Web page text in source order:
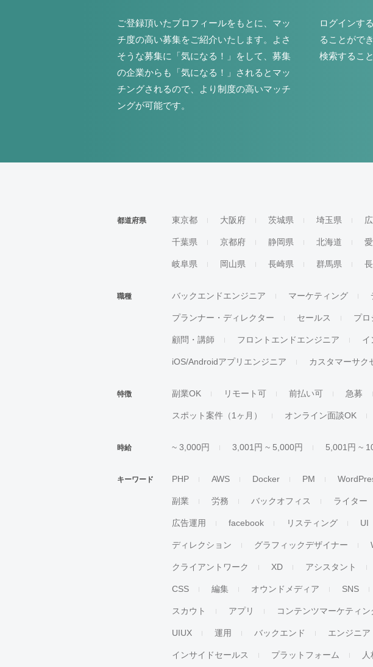
ご登録頂いたプロフィールをもとに、マッ
チ度の高い募集をご紹介いたします。よさ
そうな募集に「気になる！」をして、募集
の企業からも「気になる！」されるとマッ
チングされるので、より制度の高いマッチ
ングが可能です。
ログインす
ることがで
検索するこ
都道府県 東京都 大阪府 茨城県 埼玉県
千葉県 京都府 静岡県 北海道
岐阜県 岡山県 長崎県 群馬県
職種 バックエンドエンジニア マーケティング
プランナー・ディレクター セールス プロ
顧問・講師 フロントエンドエンジニア イ
iOS/Androidアプリエンジニア カスタマーサク
特徴 副業OK リモート可 前払い可 急募
スポット案件（1ヶ月） オンライン面談OK
時給 ~ 3,000円 3,001円 ~ 5,000円 5,001円 ~
キーワード PHP AWS Docker PM
副業 労務 バックオフィス ライター
広告運用 facebook リスティング UI
ディレクション グラフィックデザイナー
クライアントワーク XD アシスタント
CSS 編集 オウンドメディア SNS
スカウト アプリ コンテンツマーケティン
UIUX 運用 バックエンド エンジニア
インサイドセールス プラットフォーム